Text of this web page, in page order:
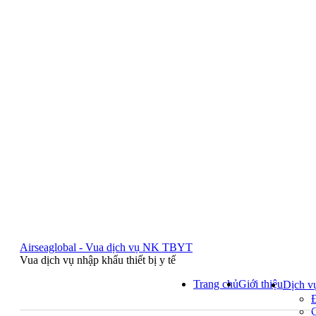
Airseaglobal - Vua dịch vụ NK TBYT
Vua dịch vụ nhập khẩu thiết bị y tế
Trang chủGiới thiệuDịch